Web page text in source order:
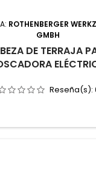
ROTHENBERGER
GMBH
DE TERRAJA
Reseña(s):